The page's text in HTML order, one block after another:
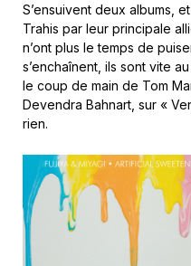
S’ensuivent deux albums,
Trahis par leur principale
n’ont plus le temps de
s’enchaînent, ils sont vite
le coup de main de Tom
Devendra Bahnart, sur «
rien.